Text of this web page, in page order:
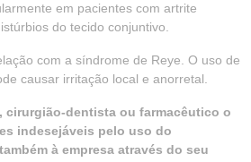
em pacientes com artrite
do tecido conjuntivo.
com a síndrome de Reye. O uso de
causar irritação local e anorretal.
cirurgião-dentista ou farmacêutico o
indesejáveis pelo uso do
à empresa através do seu